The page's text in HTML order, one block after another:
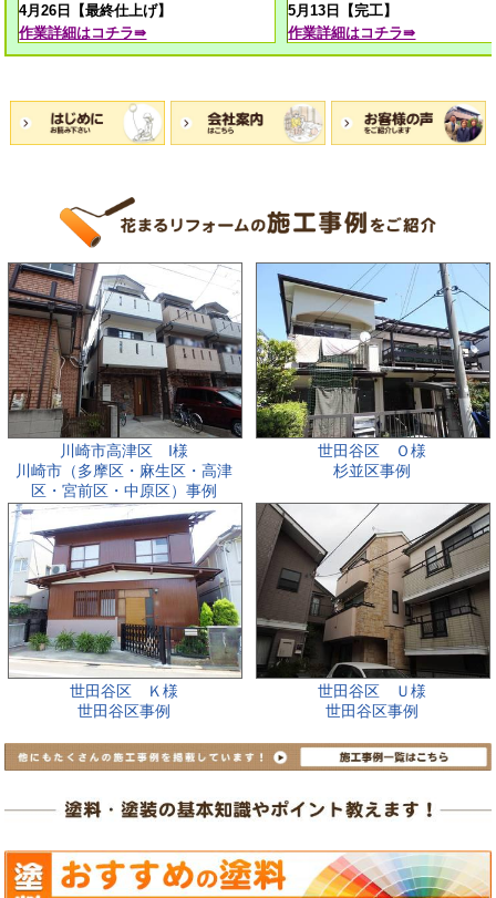
4月26日【最終仕上げ】
作業詳細はコチラ⇛
5月13日【完工】
作業詳細はコチラ⇛
川崎市高津区 I様
川崎市（多摩区・麻生区・高津
区・宮前区・中原区）事例
世田谷区 Ｏ様
杉並区事例
世田谷区 Ｋ様
世田谷区事例
世田谷区 Ｕ様
世田谷区事例